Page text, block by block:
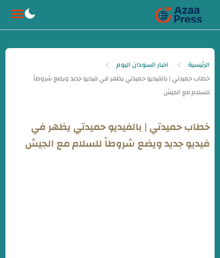
الرئيسية اخبار السودان اليوم
خطاب حميدتي | بالفيديو حميدتي يظهر في
فيديو جديد ويضع شروطاً للسلام مع الجيش